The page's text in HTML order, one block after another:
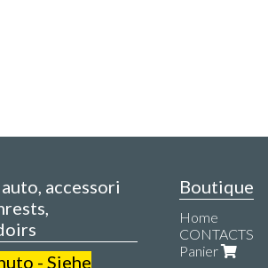
accessori
- Siehe
Boutique
Home
CONTACTS
Panier